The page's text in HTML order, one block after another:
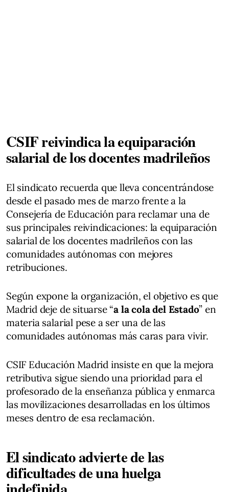
CSIF reivindica la equiparación
salarial de los docentes madrileños
El sindicato recuerda que lleva concentrándose
desde el pasado mes de marzo frente a la
Consejería de Educación para reclamar una de
sus principales reivindicaciones: la equiparación
salarial de los docentes madrileños con las
comunidades autónomas con mejores
retribuciones.
Según expone la organización, el objetivo es que
Madrid deje de situarse “a la cola del Estado” en
materia salarial pese a ser una de las
comunidades autónomas más caras para vivir.
CSIF Educación Madrid insiste en que la mejora
retributiva sigue siendo una prioridad para el
profesorado de la enseñanza pública y enmarca
las movilizaciones desarrolladas en los últimos
meses dentro de esa reclamación.
El sindicato advierte de las
dificultades de una huelga